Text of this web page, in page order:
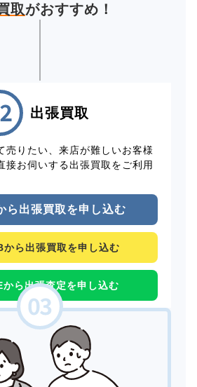
取がおすすめ！
出張買取
売りたい、来店が難しいお客様
接お伺いする出張買取をご利用
ら出張買取を申し込む
から出張買取を申し込む
から出張査定を申し込む